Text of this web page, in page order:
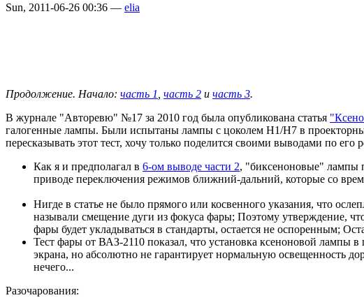
Sun, 2011-06-26 00:36 — elia
Продолжение. Начало: часть 1 часть 2 и часть 3.
В журнале "Авторевю" №17 за 2010 год была опубликована статья
галогенные лампы. Были испытаны лампы с цоколем H1/H7 в
пересказывать этот тест, хочу только поделится своими выводами по его
Как я и предполагал в 6-ом выводе части 2, "биксеноновые" лампы
приводе переключения режимов ближний-дальний, которые со
Нигде в статье не было прямого или косвенного указания, что
называли смещение дуги из фокуса фары; Поэтому утверждение,
фары будет укладываться в стандарты, остается не оспоренным;
Тест фары от ВАЗ-2110 показал, что установка ксеноновой лампы
экрана, но абсолютно не гарантирует нормальную освещенность
нечего...
Разочарования: